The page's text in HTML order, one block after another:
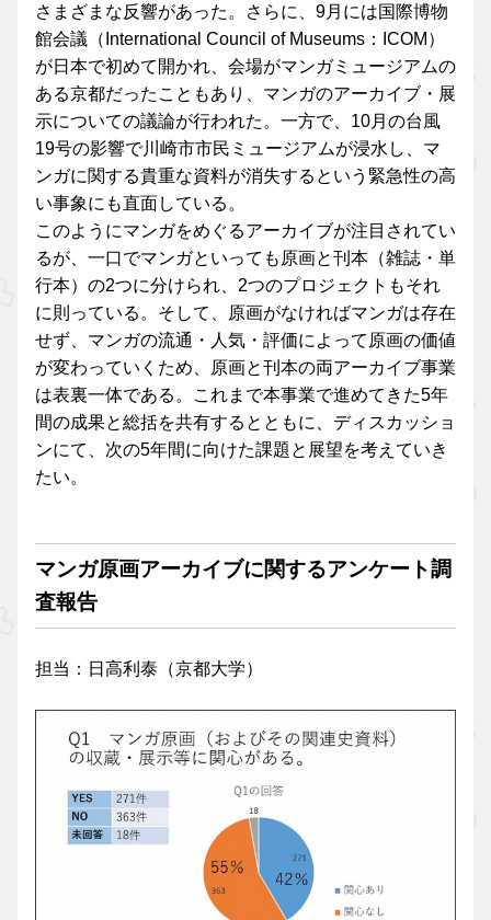
さまざまな反響があった。さらに、9月には国際博物
館会議（International Council of Museums：ICOM）
が日本で初めて開かれ、会場がマンガミュージアムの
ある京都だったこともあり、マンガのアーカイブ・展
示についての議論が行われた。一方で、10月の台風
19号の影響で川崎市市民ミュージアムが浸水し、マ
ンガに関する貴重な資料が消失するという緊急性の高
い事象にも直面している。
このようにマンガをめぐるアーカイブが注目されてい
るが、一口でマンガといっても原画と刊本（雑誌・単
行本）の2つに分けられ、2つのプロジェクトもそれ
に則っている。そして、原画がなければマンガは存在
せず、マンガの流通・人気・評価によって原画の価値
が変わっていくため、原画と刊本の両アーカイブ事業
は表裏一体である。これまで本事業で進めてきた5年
間の成果と総括を共有するとともに、ディスカッショ
ンにて、次の5年間に向けた課題と展望を考えていき
たい。
マンガ原画アーカイブに関するアンケート調
査報告
担当：日高利泰（京都大学）